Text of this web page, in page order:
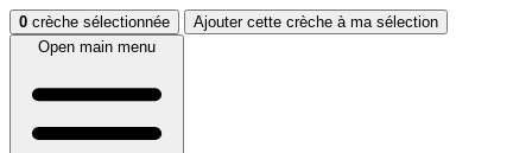
Aller au contenuAller au footer
0 crèche sélectionnée
Ajouter cette crèche à ma sélection
Open main menu